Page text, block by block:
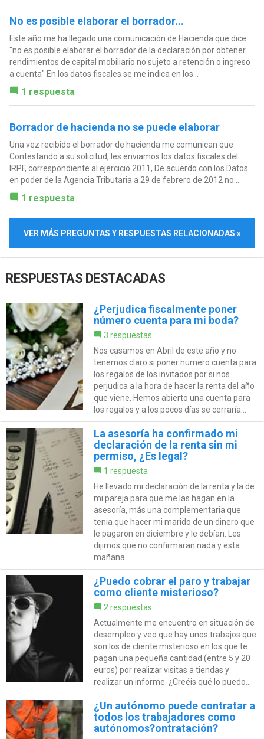
No es posible elaborar el borrador...
Este año me ha llegado una comunicación de Hacienda que dice
"no es posible elaborar el borrador de la declaración por obtener
rendimientos de capital mobiliario no sujeto a retención o ingreso
a cuenta" En los datos fiscales se me indica en los...
1 respuesta
Borrador de hacienda no se puede elaborar
Una vez recibido el borrador de hacienda me comunican que
Contestando a su solicitud, les enviamos los datos fiscales del
IRPF, correspondiente al ejercicio 2011, De acuerdo con los Datos
en poder de la Agencia Tributaria a 29 de febrero de 2012 no...
1 respuesta
VER MÁS PREGUNTAS Y RESPUESTAS RELACIONADAS »
RESPUESTAS DESTACADAS
¿Perjudica fiscalmente poner
número cuenta para mi boda?
3 respuestas
Nos casamos en Abril de este año y no
tenemos claro si poner numero cuenta para
los regalos de los invitados por si nos
perjudica a la hora de hacer la renta del año
que viene. Hemos abierto una cuenta para
los regalos y a los pocos días se cerraría...
La asesoría ha confirmado mi
declaración de la renta sin mi
permiso, ¿Es legal?
1 respuesta
He llevado mi declaración de la renta y la de
mi pareja para que me las hagan en la
asesoría, más una complementaria que
tenia que hacer mi marido de un dinero que
le pagaron en diciembre y le debían. Les
dijimos que no confirmaran nada y esta
mañana...
¿Puedo cobrar el paro y trabajar
como cliente misterioso?
2 respuestas
Actualmente me encuentro en situación de
desempleo y veo que hay unos trabajos que
son los de cliente misterioso en los que te
pagan una pequeña cantidad (entre 5 y 20
euros) por realizar visitas a tiendas y
realizar un informe. ¿Creéis qué lo puedo...
¿Un autónomo puede contratar a
todos los trabajadores como
autónomos?ontratación?